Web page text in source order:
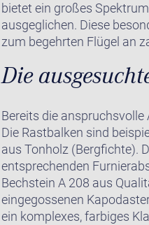
bietet ein großes
ausgeglichen. Diese
zum begehrten Flügel an
Die
Bereits die
Die Rastbalken sind
aus Tonholz (Bergfichte).
entsprechenden
Bechstein A 208 aus
eingegossenen
ein komplexes, farbiges